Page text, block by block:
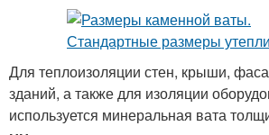
Для теплоизоляции стен, крыши,
зданий, а также для изоляции
используется минеральная вата